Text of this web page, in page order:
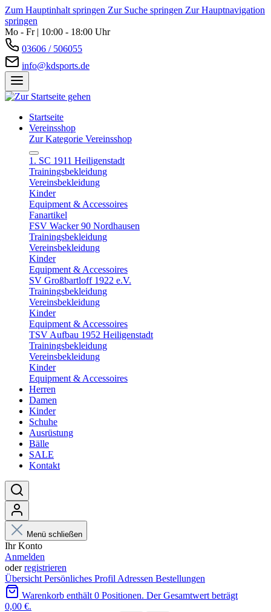
Zum Hauptinhalt springen Zur Suche springen Zur Hauptnavigation
springen
Mo - Fr | 10:00 - 18:00 Uhr
03606 / 506055
info@kdsports.de
Startseite
Vereinsshop
Zur Kategorie Vereinsshop
1. SC 1911 Heiligenstadt
Trainingsbekleidung
Vereinsbekleidung
Kinder
Equipment & Accessoires
Fanartikel
FSV Wacker 90 Nordhausen
Trainingsbekleidung
Vereinsbekleidung
Kinder
Equipment & Accessoires
SV Großbartloff 1922 e.V.
Trainingsbekleidung
Vereinsbekleidung
Kinder
Equipment & Accessoires
TSV Aufbau 1952 Heiligenstadt
Trainingsbekleidung
Vereinsbekleidung
Kinder
Equipment & Accessoires
Herren
Damen
Kinder
Schuhe
Ausrüstung
Bälle
SALE
Kontakt
Menü schließen
Ihr Konto
Anmelden
oderregistrieren
Übersicht Persönliches Profil Adressen Bestellungen
Warenkorb enthält 0 Positionen. Der Gesamtwert beträgt
0,00 €.